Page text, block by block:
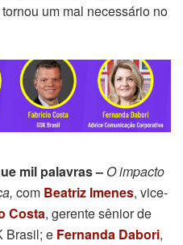
um mal necessário no
mil palavras – O impacto
com Beatriz Imenes, vice-
Costa, gerente sênior de
Brasil; e Fernanda Dabori,